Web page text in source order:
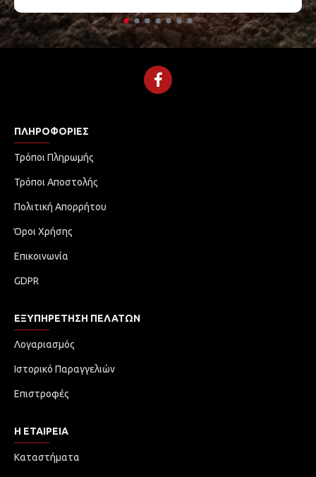
ΠΛΗΡΟΦΟΡΊΕΣ
Τρόποι Πληρωμής
Τρόποι Αποστολής
Πολιτική Απορρήτου
Όροι Χρήσης
Επικοινωνία
GDPR
ΕΞΥΠΗΡΈΤΗΣΗ ΠΕΛΑΤΏΝ
Λογαριασμός
Ιστορικό Παραγγελιών
Επιστροφές
Η ΕΤΑΙΡΕΙΑ
Καταστήματα